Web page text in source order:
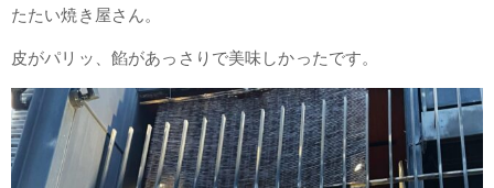
たたい焼き屋さん。
皮がパリッ、餡があっさりで美味しかったです。